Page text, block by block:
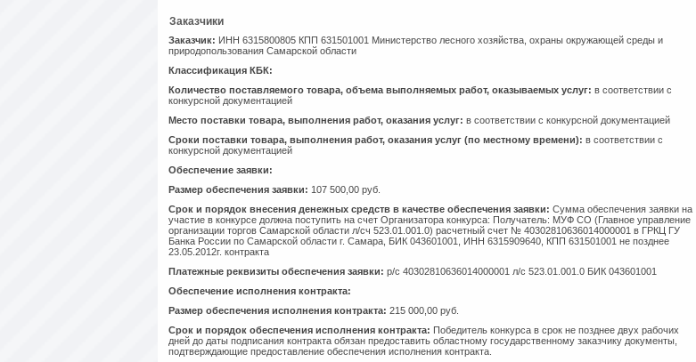
Заказчики
Заказчик: ИНН 6315800805 КПП 631501001 Министерство лесного хозяйства, охраны окружающей среды и
природопользования Самарской области
Классификация КБК:
Количество поставляемого товара, объема выполняемых работ, оказываемых услуг: в соответствии с
конкурсной документацией
Место поставки товара, выполнения работ, оказания услуг: в соответствии с конкурсной документацией
Сроки поставки товара, выполнения работ, оказания услуг (по местному времени): в соответствии с
конкурсной документацией
Обеспечение заявки:
Размер обеспечения заявки: 107 500,00 руб.
Срок и порядок внесения денежных средств в качестве обеспечения заявки: Сумма обеспечения заявки на
участие в конкурсе должна поступить на счет Организатора конкурса: Получатель: МУФ СО (Главное управление
организации торгов Самарской области л/сч 523.01.001.0) расчетный счет № 40302810636014000001 в ГРКЦ ГУ
Банка России по Самарской области г. Самара, БИК 043601001, ИНН 6315909640, КПП 631501001 не позднее
23.05.2012г. контракта
Платежные реквизиты обеспечения заявки: р/с 40302810636014000001 л/с 523.01.001.0 БИК 043601001
Обеспечение исполнения контракта:
Размер обеспечения исполнения контракта: 215 000,00 руб.
Срок и порядок обеспечения исполнения контракта: Победитель конкурса в срок не позднее двух рабочих
дней до даты подписания контракта обязан предоставить областному государственному заказчику документы,
подтверждающие предоставление обеспечения исполнения контракта.